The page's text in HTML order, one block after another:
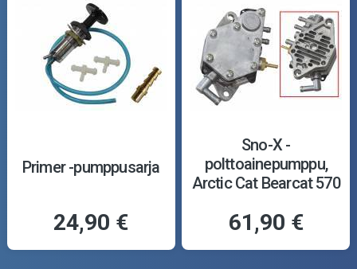
Primer -pumppusarja
24,90 €
Sno-X -
polttoainepumppu,
Arctic Cat Bearcat 570
61,90 €